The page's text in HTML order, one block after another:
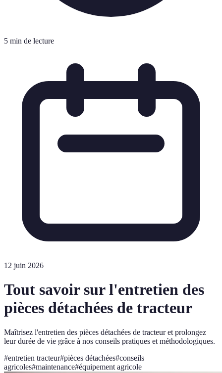
5 min de lecture
12 juin 2026
Tout savoir sur l'entretien des
pièces détachées de tracteur
Maîtrisez l'entretien des pièces détachées de tracteur et prolongez
leur durée de vie grâce à nos conseils pratiques et méthodologiques.
#entretien tracteur#pièces détachées#conseils
agricoles#maintenance#équipement agricole